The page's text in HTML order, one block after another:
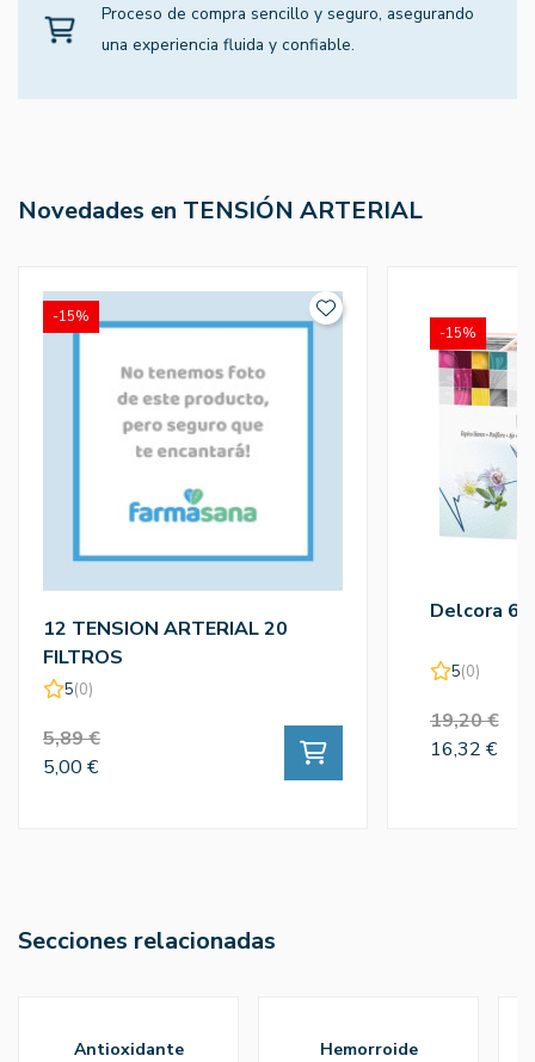
Proceso de compra sencillo y seguro, asegurando
una experiencia fluida y confiable.
Novedades en TENSIÓN ARTERIAL
12 TENSION ARTERIAL 20
FILTROS
5(0)
5,89 €
5,00 €
-15%
Delcora
5(0)
19,20 €
16,32 €
-15%
Secciones relacionadas
antioxidante hemorroide